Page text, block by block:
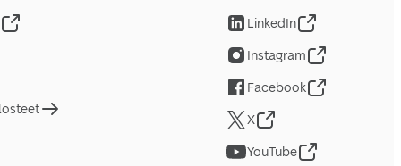
LinkedIn
Instagram
Facebook
X
YouTube